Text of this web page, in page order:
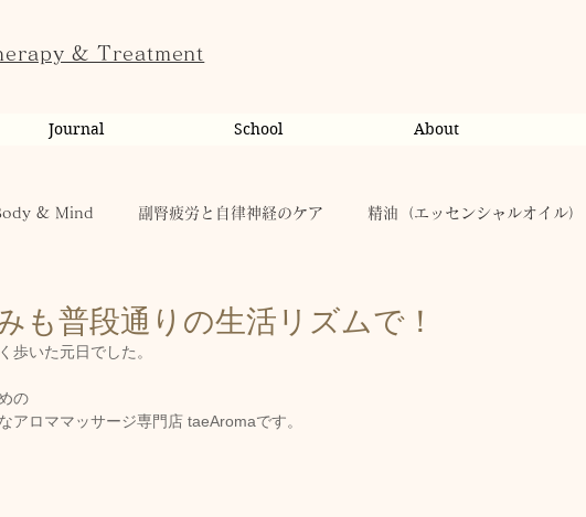
& Treatment
Journal School About
& Mind 副腎疲労と自律神経のケア 精油（エッセンシャルオイル）
・ご感想
も普段通りの生活リズムで！
歩いた元日でした。
の
アロママッサージ専門店 taeAromaです。